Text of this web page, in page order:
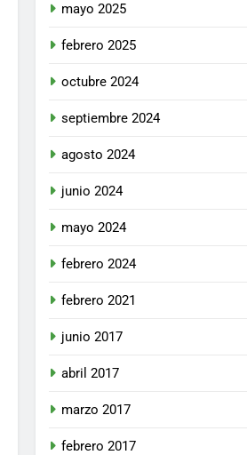
mayo 2025
febrero 2025
octubre 2024
septiembre 2024
agosto 2024
junio 2024
mayo 2024
febrero 2024
febrero 2021
junio 2017
abril 2017
marzo 2017
febrero 2017